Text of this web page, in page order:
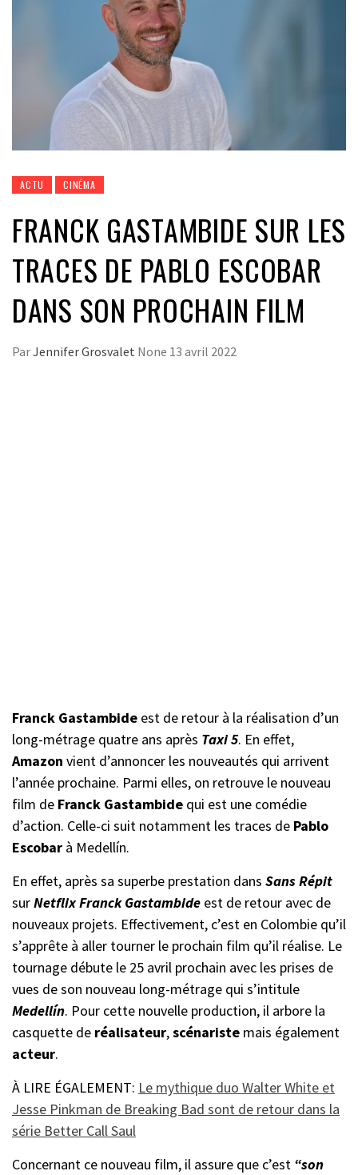
ACTU CINÉMA
FRANCK GASTAMBIDE SUR LES
TRACES DE PABLO ESCOBAR
DANS SON PROCHAIN FILM
ParJennifer Grosvalet None 13 avril 2022
Franck Gastambide est de retour à la réalisation d’un
long-métrage quatre ans après Taxi 5. En effet,
Amazon vient d’annoncer les nouveautés qui arrivent
l’année prochaine. Parmi elles, on retrouve le nouveau
film de Franck Gastambide qui est une comédie
d’action. Celle-ci suit notamment les traces de Pablo
Escobar à Medellín.
En effet, après sa superbe prestation dans Sans Répit
surNetflixFranck Gastambide est de retour avec de
nouveaux projets. Effectivement, c’est en Colombie qu’il
s’apprête à aller tourner le prochain film qu’il réalise. Le
tournage débute le 25 avril prochain avec les prises de
vues de son nouveau long-métrage qui s’intitule
Medellín. Pour cette nouvelle production, il arbore la
casquette de réalisateur,scénariste mais également
acteur.
À LIRE ÉGALEMENT: Le mythique duo Walter White et
Jesse Pinkman de Breaking Bad sont de retour dans la
série Better Call Saul
Concernant ce nouveau film, il assure que c’est “son